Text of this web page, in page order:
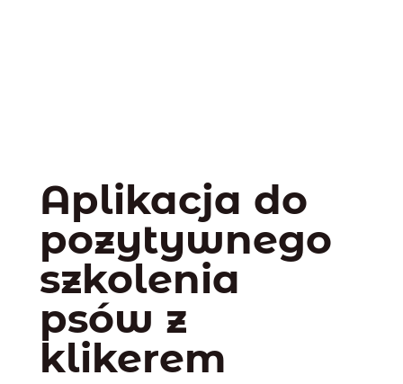
Aplikacja do
pozytywnego
szkolenia
psów z
klikerem